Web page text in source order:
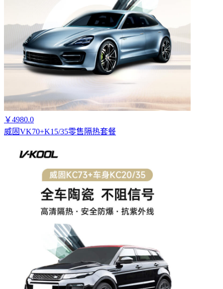
￥4980.0
威固VK70+K15/35零售隔热套餐